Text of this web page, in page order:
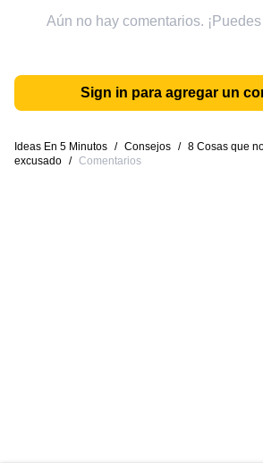
Aún no hay comentarios.
Sign in para agregar un
Ideas En 5 Minutos / Consejos / 8 Cosas que
excusado / Comentarios